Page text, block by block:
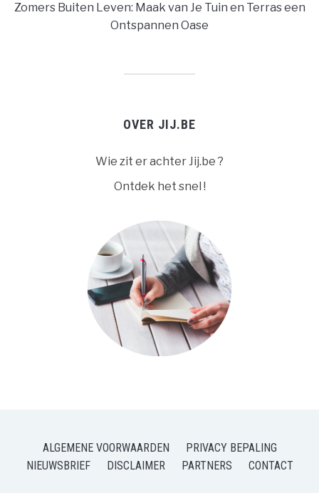
Zomers Buiten Leven: Maak van Je Tuin en Terras een
Ontspannen Oase
OVER JIJ.BE
Wie zit er achter Jij.be ?
Ontdek het snel !
ALGEMENE VOORWAARDEN
PRIVACY BEPALING
NIEUWSBRIEF
DISCLAIMER PARTNERS CONTACT